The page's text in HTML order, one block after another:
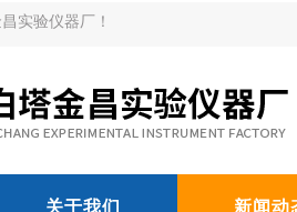
实验仪器厂！
关于我们 新闻动